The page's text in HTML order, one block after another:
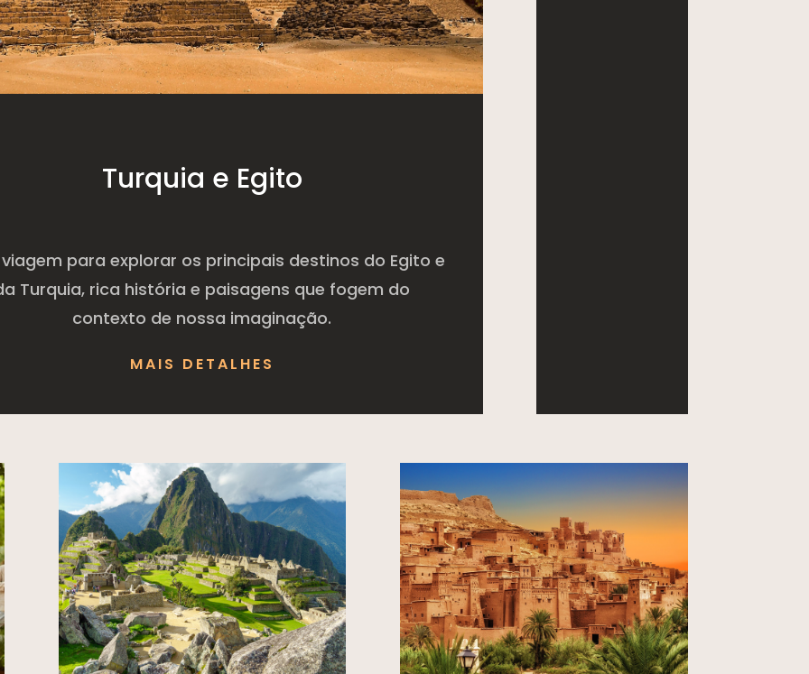
Turquia e Egito
para explorar os principais destinos do Egito e
Turquia, rica história e paisagens que fogem do
contexto de nossa imaginação.
MAIS DETALHES